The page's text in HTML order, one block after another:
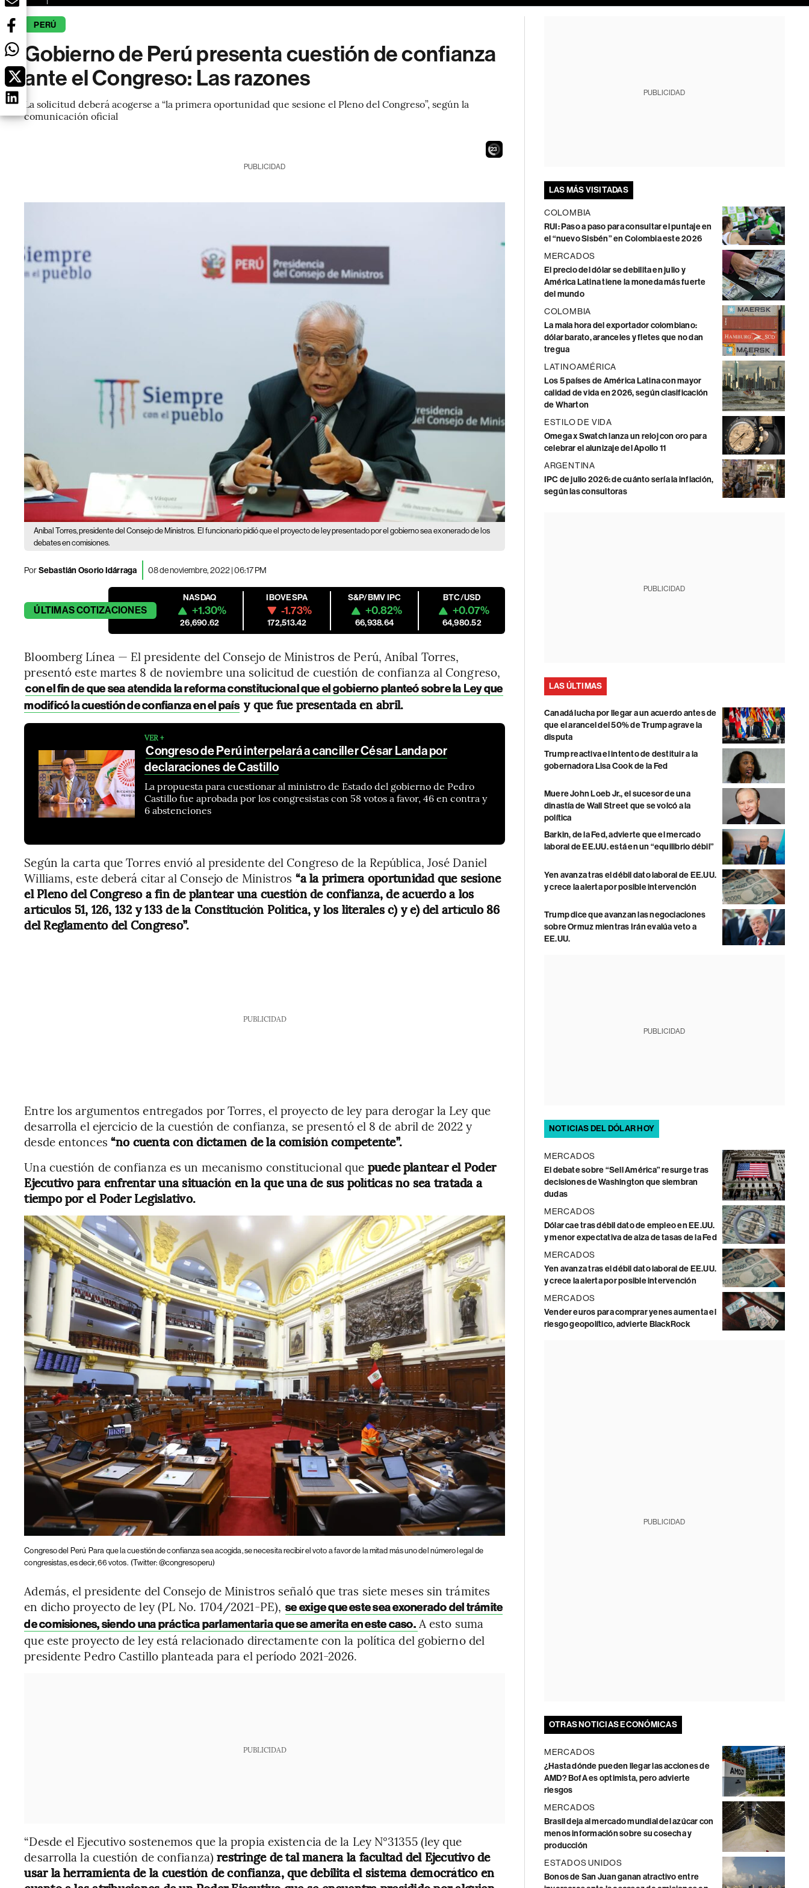
PERÚ
Gobierno de Perú presenta cuestión de confianza
ante el Congreso: Las razones
La solicitud deberá acogerse a “la primera oportunidad que sesione el Pleno del Congreso”, según la
comunicación oficial
21
PUBLICIDAD
Aníbal Torres, presidente del Consejo de Ministros. El funcionario pidió que el proyecto de ley presentado por el gobierno sea exonerado de los
debates en comisiones.
PorSebastián Osorio Idárraga 08 de noviembre, 2022 | 06:17 PM
ÚLTIMASCOTIZACIONES
NASDAQ
+1.30%
26,690.62
IBOVESPA
-1.73%
172,513.42
S&P/BMV IPC
+0.82%
66,938.64
BTC/USD
+0.07%
64,980.52
Bloomberg Línea — El presidente del Consejo de Ministros de Perú, Aníbal Torres,
presentó este martes 8 de noviembre una solicitud de cuestión de confianza al Congreso,
con el fin de que sea atendida la reforma constitucional que el gobierno planteó sobre la Ley que
modificó la cuestión de confianza en el país y que fue presentada en abril.
VER +
Congreso de Perú interpelará a canciller César Landa por
declaraciones de Castillo
La propuesta para cuestionar al ministro de Estado del gobierno de Pedro
Castillo fue aprobada por los congresistas con 58 votos a favor, 46 en contra y
6 abstenciones
Según la carta que Torres envió al presidente del Congreso de la República, José Daniel
Williams, este deberá citar al Consejo de Ministros “a la primera oportunidad que sesione
el Pleno del Congreso a fin de plantear una cuestión de confianza, de acuerdo a los
artículos 51, 126, 132 y 133 de la Constitución Política, y los literales c) y e) del artículo 86
del Reglamento del Congreso”.
PUBLICIDAD
Entre los argumentos entregados por Torres, el proyecto de ley para derogar la Ley que
desarrolla el ejercicio de la cuestión de confianza, se presentó el 8 de abril de 2022 y
desde entonces “no cuenta con dictamen de la comisión competente”.
Una cuestión de confianza es un mecanismo constitucional que puede plantear el Poder
Ejecutivo para enfrentar una situación en la que una de sus políticas no sea tratada a
tiempo por el Poder Legislativo.
Congreso del Perú Para que la cuestión de confianza sea acogida, se necesita recibir el voto a favor de la mitad más uno del número legal de
congresistas, es decir, 66 votos. (Twitter: @congresoperu)
Además, el presidente del Consejo de Ministros señaló que tras siete meses sin trámites
en dicho proyecto de ley (PL No. 1704/2021-PE), se exige que este sea exonerado del trámite
de comisiones, siendo una práctica parlamentaria que se amerita en este caso. A esto suma
que este proyecto de ley está relacionado directamente con la política del gobierno del
presidente Pedro Castillo planteada para el período 2021-2026.
PUBLICIDAD
“Desde el Ejecutivo sostenemos que la propia existencia de la Ley N°31355 (ley que
desarrolla la cuestión de confianza) restringe de tal manera la facultad del Ejecutivo de
usar la herramienta de la cuestión de confianza, que debilita el sistema democrático en
PUBLICIDAD
LAS MÁS VISITADAS
COLOMBIA
RUI: Paso a paso para consultar el puntaje en
el “nuevo Sisbén” en Colombia este 2026
MERCADOS
El precio del dólar se debilita en julio y
América Latina tiene la moneda más fuerte
del mundo
COLOMBIA
La mala hora del exportador colombiano:
dólar barato, aranceles y fletes que no dan
tregua
LATINOAMÉRICA
Los 5 países de América Latina con mayor
calidad de vida en 2026, según clasificación
de Wharton
ESTILO DE VIDA
Omega x Swatch lanza un reloj con oro para
celebrar el alunizaje del Apollo 11
ARGENTINA
IPC de julio 2026: de cuánto sería la inflación,
según las consultoras
PUBLICIDAD
LAS ÚLTIMAS
Canadá lucha por llegar a un acuerdo antes de
que el arancel del 50% de Trump agrave la
disputa
Trump reactiva el intento de destituir a la
gobernadora Lisa Cook de la Fed
Muere John Loeb Jr., el sucesor de una
dinastía de Wall Street que se volcó a la
política
Barkin, de la Fed, advierte que el mercado
laboral de EE.UU. está en un “equilibrio débil”
Yen avanza tras el débil dato laboral de EE.UU.
y crece la alerta por posible intervención
Trump dice que avanzan las negociaciones
sobre Ormuz mientras Irán evalúa veto a
EE.UU.
PUBLICIDAD
NOTICIAS DEL DÓLAR HOY
MERCADOS
El debate sobre “Sell América” resurge tras
decisiones de Washington que siembran
dudas
MERCADOS
Dólar cae tras débil dato de empleo en EE.UU.
y menor expectativa de alza de tasas de la Fed
MERCADOS
Yen avanza tras el débil dato laboral de EE.UU.
y crece la alerta por posible intervención
MERCADOS
Vender euros para comprar yenes aumenta el
riesgo geopolítico, advierte BlackRock
PUBLICIDAD
OTRAS NOTICIAS ECONÓMICAS
MERCADOS
¿Hasta dónde pueden llegar las acciones de
AMD? BofA es optimista, pero advierte
riesgos
MERCADOS
Brasil deja al mercado mundial del azúcar con
menos información sobre su cosecha y
producción
ESTADOS UNIDOS
Bonos de San Juan ganan atractivo entre